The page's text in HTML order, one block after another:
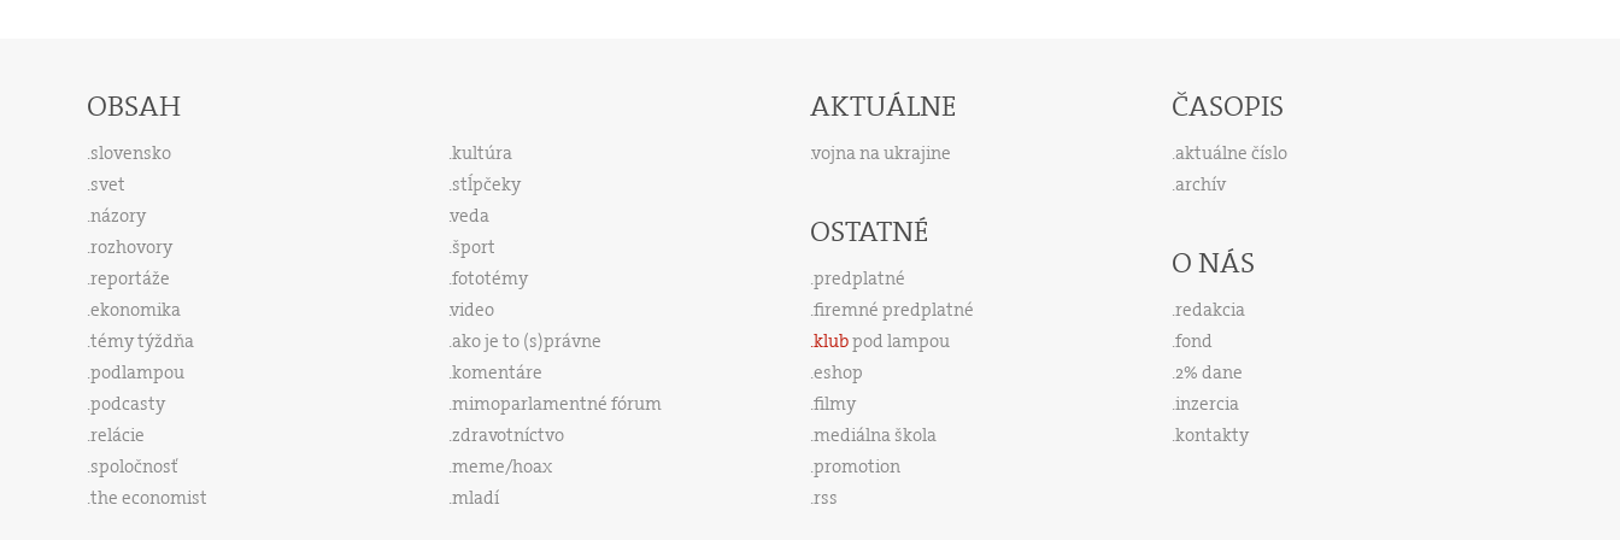
OBSAH
slovensko
svet
názory
rozhovory
reportáže
ekonomika
témy týždňa
podlampou
podcasty
relácie
spoločnosť
the economist
kultúra
stĺpčeky
veda
šport
fototémy
video
ako je to (s)právne
komentáre
mimoparlamentné fórum
zdravotníctvo
meme/hoax
mladí
AKTUÁLNE
vojna na ukrajine
OSTATNÉ
predplatné
firemné predplatné
klubpod lampou
eshop
filmy
mediálna škola
promotion
rss
ČASOPIS
aktuálne číslo
archív
O NÁS
redakcia
fond
2% dane
inzercia
kontakty